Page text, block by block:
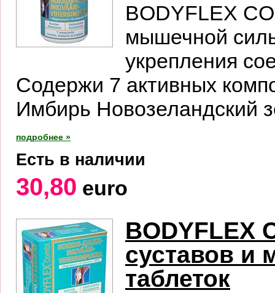
BODYFLEX
мышечной
укрепления
Содержи 7 активных
Имбирь Новозеландский
подробнее »
Есть в наличии
30,80 euro
BODYFLEX
суставов и
таблеток